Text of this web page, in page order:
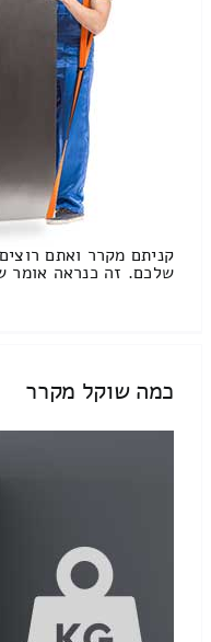
קניתם מקרר ואתם
שלכם. זה כנראה אומר
כמה שוקל מקרר